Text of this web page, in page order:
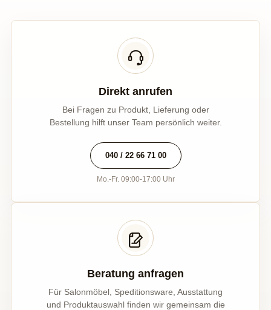
Direkt anrufen
Bei Fragen zu Produkt, Lieferung oder
Bestellung hilft unser Team persönlich weiter.
040 / 22 66 71 00
Mo.-Fr. 09:00-17:00 Uhr
Beratung anfragen
Für Salonmöbel, Speditionsware, Ausstattung
und Produktauswahl finden wir gemeinsam die